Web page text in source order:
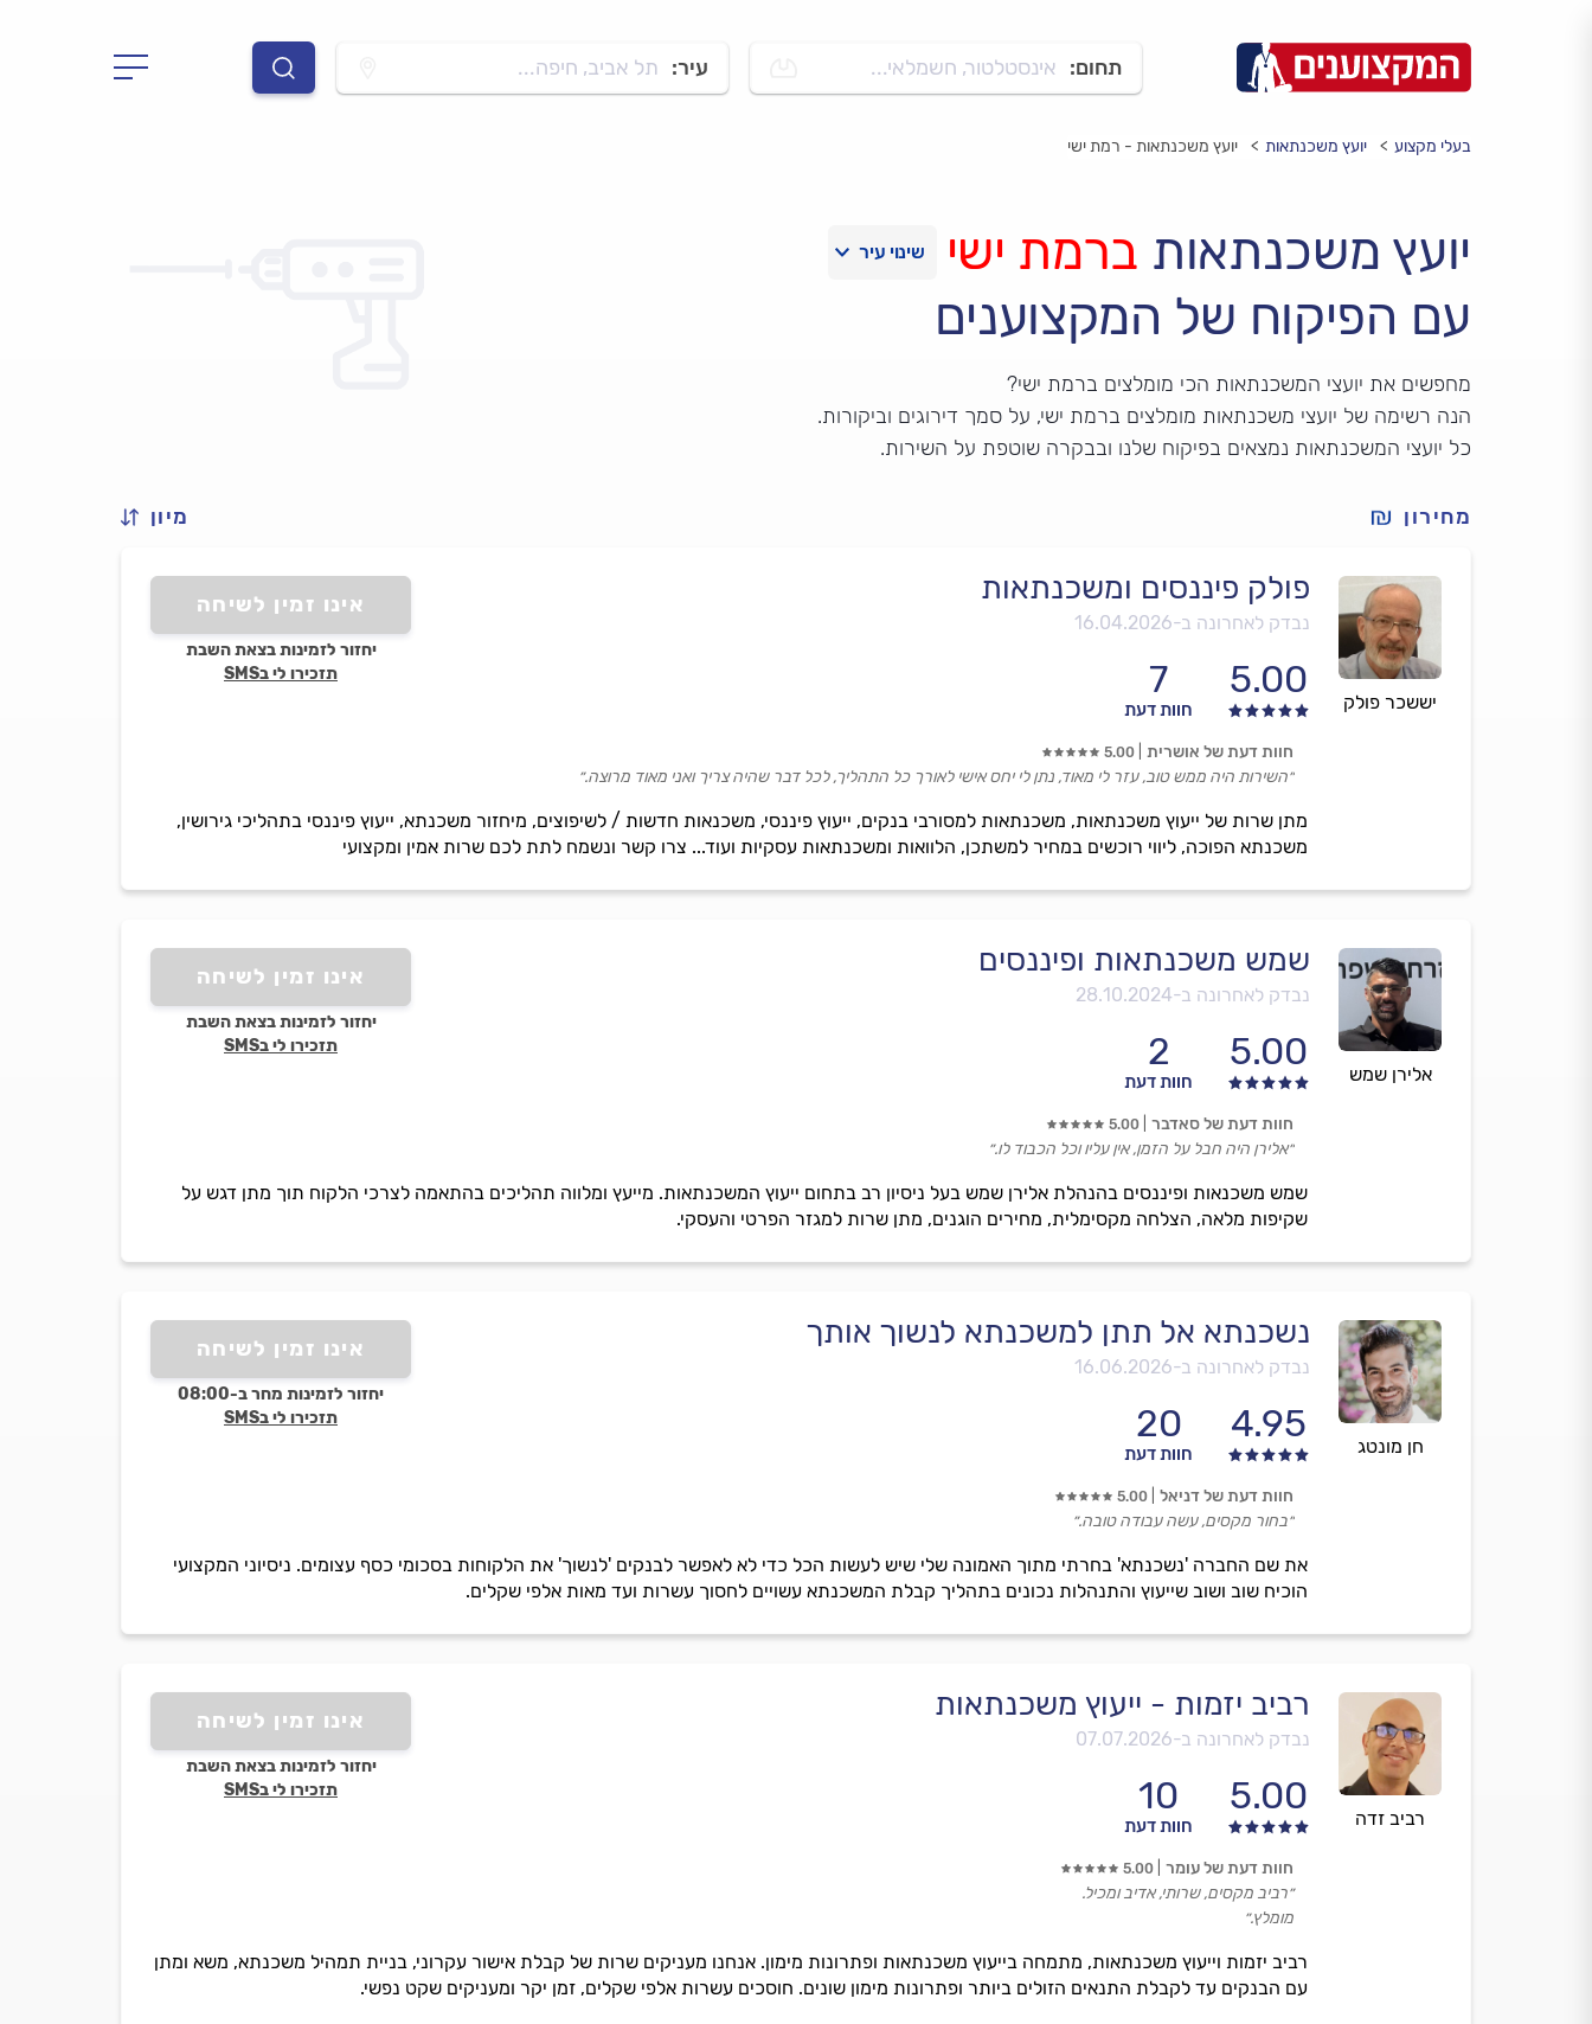
תחום: אינסטלטור, חשמלאי... עיר: תל אביב, חיפה...
בעלי מקצוע יועץ משכנתאות יועץ משכנתאות - רמת ישי
יועץ משכנתאות ברמת ישי
עם הפיקוח של המקצוענים
מחפשים את יועצי המשכנתאות הכי מומלצים ברמת ישי?
הנה רשימה של יועצי משכנתאות מומלצים ברמת ישי, על סמך דירוגים וביקורות.
כל יועצי המשכנתאות נמצאים בפיקוח שלנו ובבקרה שוטפת על השירות.
מחירון מיון
יששכר פולק
פולק פיננסים ומשכנתאות
נבדק לאחרונה ב-16.04.2026
5.00
7
חוות דעת
אינו זמין לשיחה
יחזור לזמינות בצאת השבת
תזכירו לי בSMS
מתן שרות של ייעוץ משכנתאות, משכנתאות למסורבי בנקים, ייעוץ פיננסי, משכנאות חדשות / לשיפוצים, מיחזור משכנתא, ייעוץ פיננסי בתהליכי גירושין,
משכנתא הפוכה, ליווי רוכשים במחיר למשתכן, הלוואות ומשכנתאות עסקיות ועוד... צרו קשר ונשמח לתת לכם שרות אמין ומקצועי
חוות דעת של אושרית 5.00
״השירות היה ממש טוב, עזר לי מאוד, נתן לי יחס אישי לאורך כל התהליך, לכל דבר שהיה צריך ואני מאוד מרוצה.״
אלירן שמש
שמש משכנתאות ופיננסים
נבדק לאחרונה ב-28.10.2024
5.00
2
חוות דעת
אינו זמין לשיחה
יחזור לזמינות בצאת השבת
תזכירו לי בSMS
שמש משכנאות ופיננסים בהנהלת אלירן שמש בעל ניסיון רב בתחום ייעוץ המשכנתאות. מייעץ ומלווה תהליכים בהתאמה לצרכי הלקוח תוך מתן דגש על
שקיפות מלאה, הצלחה מקסימלית, מחירים הוגנים, מתן שרות למגזר הפרטי והעסקי.
חוות דעת של סאדבר 5.00
״אלירן היה חבל על הזמן, אין עליו וכל הכבוד לו.״
חן מונטג
נשכנתא אל תתן למשכנתא לנשוך אותך
נבדק לאחרונה ב-16.06.2026
4.95
20
חוות דעת
אינו זמין לשיחה
יחזור לזמינות מחר ב-08:00
תזכירו לי בSMS
את שם החברה 'נשכנתא' בחרתי מתוך האמונה שלי שיש לעשות הכל כדי לא לאפשר לבנקים 'לנשוך' את הלקוחות בסכומי כסף עצומים. ניסיוני המקצועי
הוכיח שוב ושוב שייעוץ והתנהלות נכונים בתהליך קבלת המשכנתא עשויים לחסוך עשרות ועד מאות אלפי שקלים.
חוות דעת של דניאל 5.00
״בחור מקסים, עשה עבודה טובה.״
רביב זדה
רביב יזמות - ייעוץ משכנתאות
נבדק לאחרונה ב-07.07.2026
5.00
10
חוות דעת
אינו זמין לשיחה
יחזור לזמינות בצאת השבת
תזכירו לי בSMS
רביב יזמות וייעוץ משכנתאות, מתמחה בייעוץ משכנתאות ופתרונות מימון. אנחנו מעניקים שרות של קבלת אישור עקרוני, בניית תמהיל משכנתא, משא ומתן
עם הבנקים עד לקבלת התנאים הזולים ביותר ופתרונות מימון שונים. חוסכים עשרות אלפי שקלים, זמן יקר ומעניקים שקט נפשי.
חוות דעת של עומר 5.00
״רביב מקסים, שרותי, אדיב ומכיל.
מומלץ.״